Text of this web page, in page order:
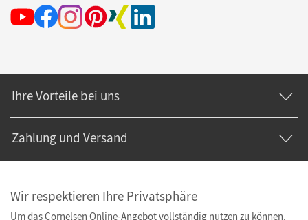
Ihre Vorteile bei uns
Zahlung und Versand
Wir respektieren Ihre Privatsphäre
Um das Cornelsen Online-Angebot vollständig nutzen zu können,